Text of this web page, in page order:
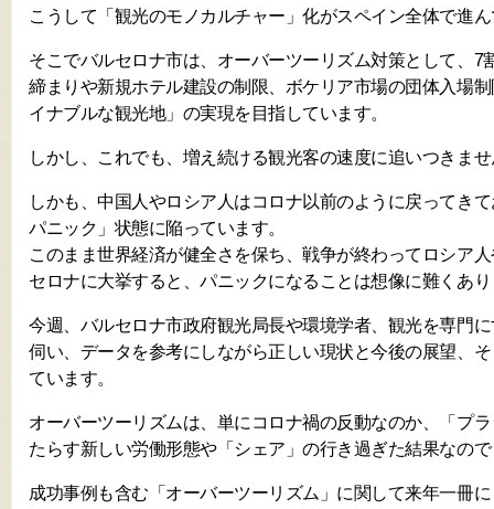
こうして「観光のモノカルチャー」化がスペイン全体で進
そこでバルセロナ市は、オーバーツーリズム対策として、7
締まりや新規ホテル建設の制限、ボケリア市場の団体入場
イナブルな観光地」の実現を目指しています。
しかし、これでも、増え続ける観光客の速度に追いつきま
しかも、中国人やロシア人はコロナ以前のように戻ってき
パニック」状態に陥っています。
このまま世界経済が健全さを保ち、戦争が終わってロシア
セロナに大挙すると、パニックになることは想像に難くあ
今週、バルセロナ市政府観光局長や環境学者、観光を専門
伺い、データを参考にしながら正しい現状と今後の展望、
ています。
オーバーツーリズムは、単にコロナ禍の反動なのか、「プ
たらす新しい労働形態や「シェア」の行き過ぎた結果なの
成功事例も含む「オーバーツーリズム」に関して来年一冊